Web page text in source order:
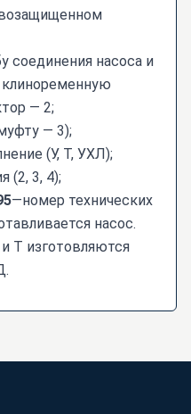
соединения насоса и
клиноременную
— 2;
— 3);
(У, Т, УХЛ);
(2, 3, 4);
—номер технических
насос.
Т изготовляются